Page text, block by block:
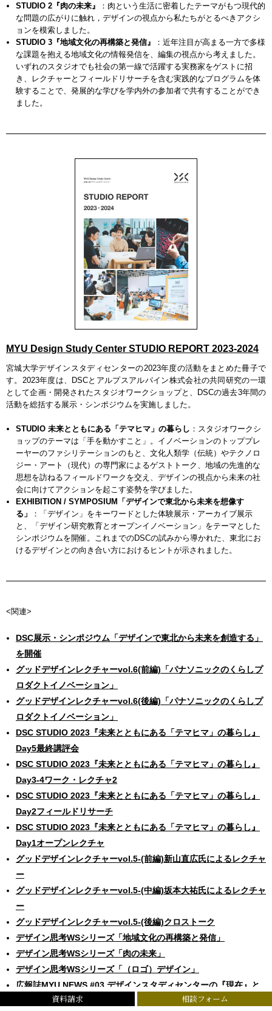
STUDIO 2『肉の未来』
：肉という生活に密着したテーマがもつ現代的
な問題の広がりに触れ，デザインの視点から私たちがとるべきアクシ
ョンを模索しました。
STUDIO 3『地域文化の再構築と発信』
：近年注目が高まる一方で多様
な課題を抱える地域文化の情報発信を、編集の視点から考えました。
いずれのスタジオでも社会の第一線で活躍する実務家をゲストに招
き、レクチャーとフィールドリサーチを含む実践的なプログラムを体
験することで、発展的な学びを学内外の参加者で共有することができ
ました。
MYU Design Study Center STUDIO REPORT 2023-2024
宮城大学デザインスタディセンターの2023年度の活動をまとめた冊子で
す。2023年度は、DSCとアルプスアルパイン株式会社の共同研究の一環
として企画・開発されたスタジオワークショップと、DSCの過去3年間の
活動を総括する展示・シンポジウムを実施しました。
STUDIO 未来とともにある「テマヒマ」の暮らし ：スタジオワークシ
ョップのテーマは「手を動かすこと」。イノベーションのトッププレ
ーヤーのファシリテーションのもと、文化人類学（伝統）やテクノロ
ジー・アート（現代）の専門家によるゲストトーク、地域の先進的な
思想を訪ねるフィールドワークを交え、デザインの視点から未来の社
会に向けてアクションを起こす姿勢を学びました。
EXHIBITION / SYMPOSIUM「デザインで東北から未来を想像す
る」
：「デザイン」をキーワードとした体験展示・アーカイブ展示
と、「デザイン研究教育とオープンイノベーション」をテーマとした
シンポジウムを開催。これまでのDSCの試みから導かれた、東北にお
けるデザインとの向き合い方におけるヒントが示されました。
<関連>
DSC展示・シンポジウム「デザインで東北から未来を創造する」
を開催
グッドデザインレクチャーvol.6(前編)「パナソニックのくらしプ
ロダクトイノベーション」
グッドデザインレクチャーvol.6(後編)「パナソニックのくらしプ
ロダクトイノベーション」
DSC STUDIO 2023『未来とともにある「テマヒマ」の暮らし』
Day5最終講評会
DSC STUDIO 2023『未来とともにある「テマヒマ」の暮らし』
Day3-4ワーク・レクチャ2
DSC STUDIO 2023『未来とともにある「テマヒマ」の暮らし』
Day2フィールドリサーチ
DSC STUDIO 2023『未来とともにある「テマヒマ」の暮らし』
Day1オープンレクチャ
グッドデザインレクチャーvol.5-(前編)新山直広氏によるレクチャ
ー
グッドデザインレクチャーvol.5-(中編)坂本大祐氏によるレクチャ
ー
グッドデザインレクチャーvol.5-(後編)クロストーク
デザイン思考WSシリーズ「地域文化の再構築と発信」
デザイン思考WSシリーズ「肉の未来」
デザイン思考WSシリーズ「（ロゴ）デザイン」
広報誌MYU NEWS #03 デザインスタディセンターの『現在』と
資料請求 相談フォーム